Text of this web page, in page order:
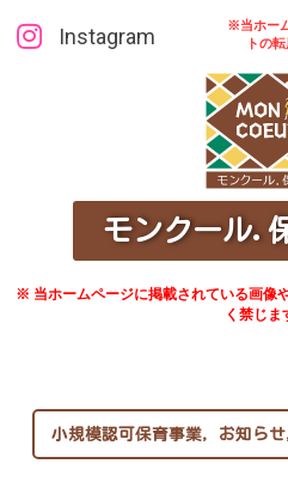
Instagram
※当ホー
トの
モンクール.
※ 当ホームページに掲載されている画像
く禁じま
小規模認可保育事業, お知らせ